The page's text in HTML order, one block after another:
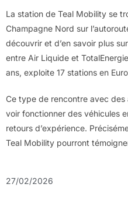
La station de Teal Mobility se
Champagne Nord sur
découvrir et d’en savoir plus
entre Air Liquide et
ans, exploite 17 stations en
Ce type de rencontre avec
voir fonctionner des véhicules
retours d’expérience.
Teal Mobility pourront
27/02/2026